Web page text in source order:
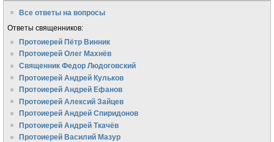
Все ответы на вопросы
Ответы священников:
Протоиерей Пётр Винник
Протоиерей Олег Махнёв
Священник Федор Людоговский
Протоиерей Андрей Кульков
Протоиерей Андрей Ефанов
Протоиерей Алексий Зайцев
Протоиерей Андрей Спиридонов
Протоиерей Андрей Ткачёв
Протоиерей Василий Мазур